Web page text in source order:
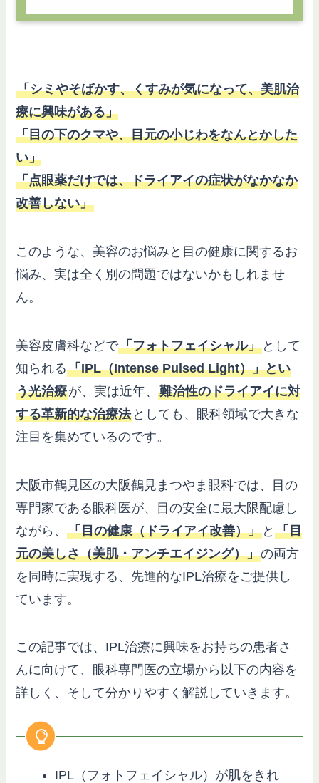
「シミやそばかす、くすみが気になって、美肌治
療に興味がある」
「目の下のクマや、目元の小じわをなんとかした
い」
「点眼薬だけでは、ドライアイの症状がなかなか
改善しない」
このような、美容のお悩みと目の健康に関するお
悩み、実は全く別の問題ではないかもしれませ
ん。
美容皮膚科などで「フォトフェイシャル」 として
知られる「IPL（Intense Pulsed Light）」とい
う光治療が、実は近年、難治性のドライアイに対
する革新的な治療法 としても、眼科領域で大きな
注目を集めているのです。
大阪市鶴見区の大阪鶴見まつやま眼科では、目の
専門家である眼科医が、目の安全に最大限配慮し
ながら、「目の健康（ドライアイ改善）」 と「目
元の美しさ（美肌・アンチエイジング）」の両方
を同時に実現する、先進的なIPL治療をご提供し
ています。
この記事では、IPL治療に興味をお持ちの患者さ
んに向けて、眼科専門医の立場から以下の内容を
詳しく、そして分かりやすく解説していきます。
IPL（フォトフェイシャル）が肌をきれ